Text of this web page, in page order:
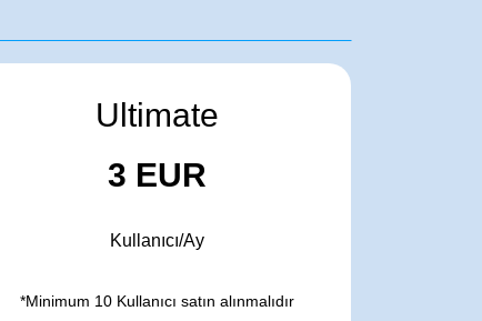
Ultimate
3 EUR
Kullanıcı/Ay
*Minimum 10 Kullanıcı satın alınmalıdır